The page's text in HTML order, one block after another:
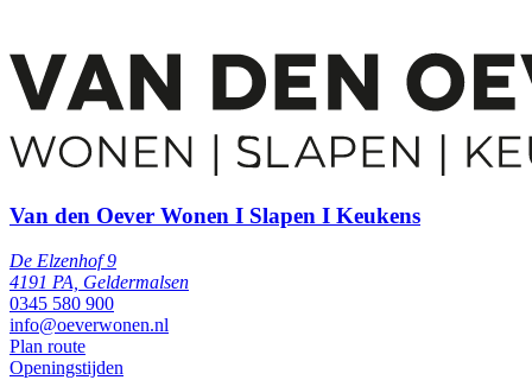
Van den Oever Wonen I Slapen I Keukens
De Elzenhof 9
4191 PA, Geldermalsen
0345 580 900
info@oeverwonen.nl
Plan route
Openingstijden